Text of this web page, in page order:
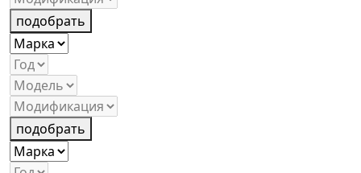
подобрать
подобрать